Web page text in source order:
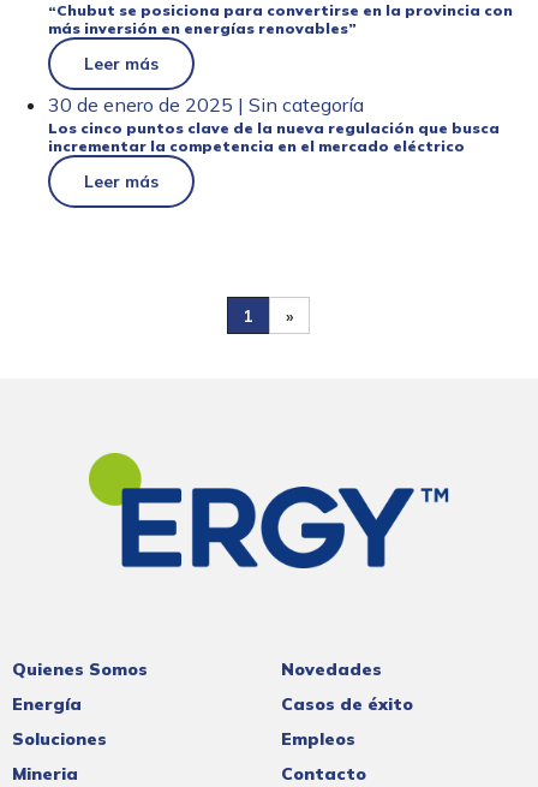
“Chubut se posiciona para convertirse en la provincia con
más inversión en energías renovables”
Leer más
30 de enero de 2025 | Sin categoría
Los cinco puntos clave de la nueva regulación que busca
incrementar la competencia en el mercado eléctrico
Leer más
1 »
Quienes Somos
Energía
Soluciones
Mineria
Novedades
Casos de éxito
Empleos
Contacto